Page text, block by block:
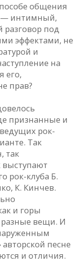
общения
— интимный,
под
эффектами, не
и
на
его,
прав?
признанные и
рок-
Так
так
выступают
рок-клуба Б.
К. Кинчев.
и горы
разные вещи. И
песне
и отличия.